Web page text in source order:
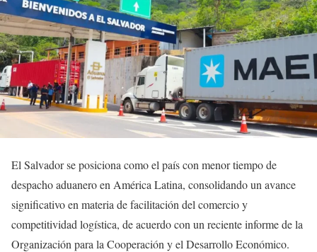
El Salvador se posiciona como el país con menor tiempo de
despacho aduanero en América Latina, consolidando un avance
significativo en materia de facilitación del comercio y
competitividad logística, de acuerdo con un reciente informe de la
Organización para la Cooperación y el Desarrollo Económico.